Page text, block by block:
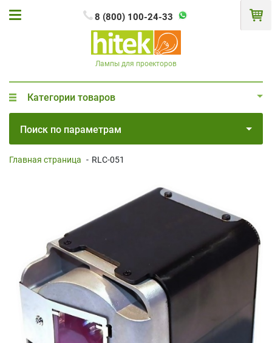
8 (800) 100-24-33
Лампы для проекторов
Категории товаров
Поиск по параметрам
Главная страница - RLC-051